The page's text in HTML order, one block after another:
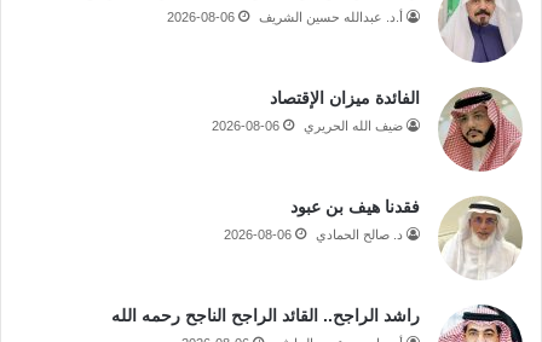
أ.د. عبدالله حسين الشريف 2026-08-06
الفائدة ميزان الإقتصاد
ضيف الله الحريري 2026-08-06
فقدنا هيف بن عبود
د. صالح الحمادي 2026-08-06
راشد الراجح.. القائد الراجح الناجح رحمه الله